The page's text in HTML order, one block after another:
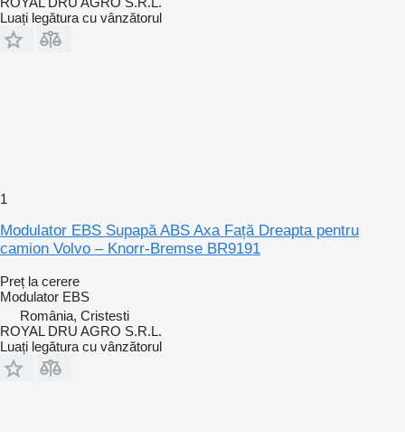
Luați legătura cu vânzătorul
1
Modulator EBS Supapă ABS Axa Față Dreapta pentru
camion Volvo – Knorr-Bremse BR9191
Preț la cerere
Modulator EBS
România, Cristesti
ROYAL DRU AGRO S.R.L.
Luați legătura cu vânzătorul